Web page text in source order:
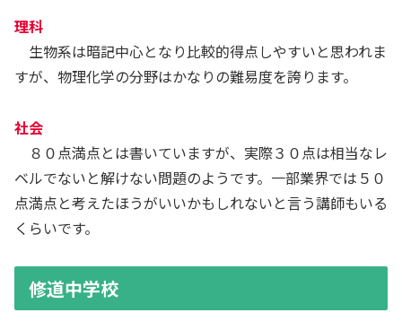
理科
生物系は暗記中心となり比較的得点しやすいと思われま
すが、物理化学の分野はかなりの難易度を誇ります。
社会
８０点満点とは書いていますが、実際３０点は相当なレ
ベルでないと解けない問題のようです。一部業界では５０
点満点と考えたほうがいいかもしれないと言う講師もいる
くらいです。
修道中学校